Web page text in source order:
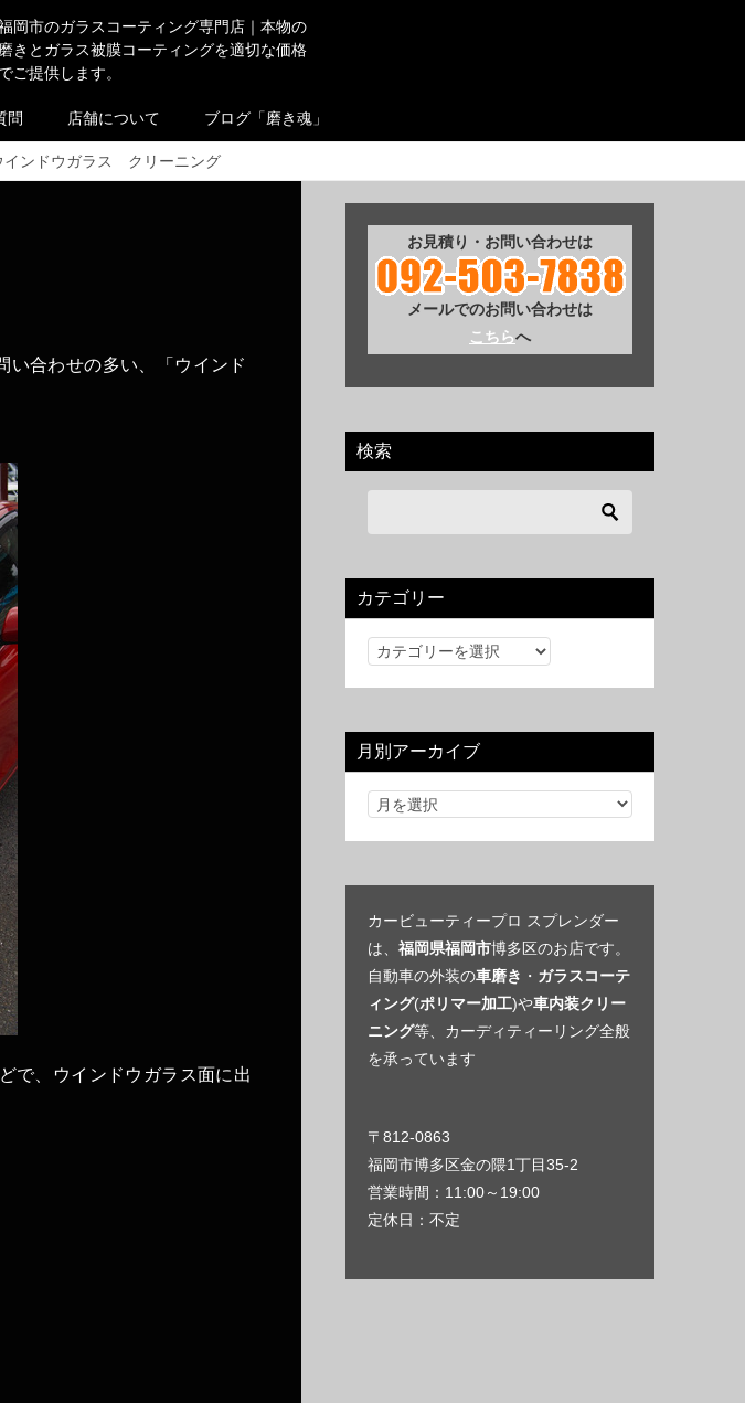
岡市のガラスコーティング専門店｜本物の
磨きとガラス被膜コーティングを適切な価格
でご提供します。
問 店舗について ブログ「磨き魂」
インドウガラス クリーニング
合わせの多い、「ウインド
で、ウインドウガラス面に出
お見積り・お問い合わせは
メールでのお問い合わせは
こちらへ
検索
カテゴリー
カ
リ
ー
月別アーカイブ
カービューティープロ スプレンダー
は、 福岡県福岡市博多区のお店です。
自動車の外装の車磨き ・ ガラスコーテ
ィング(ポリマー加工)や車内装クリー
ニング等、カーディティーリング全般
を承っています
〒812-0863
福岡市博多区金の隈1丁目35-2
営業時間：11:00～19:00
定休日：不定